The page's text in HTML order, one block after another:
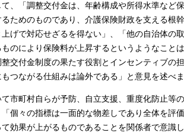
、「調整交付金は、年齢構成や所得水準など
ためのものであり、介護保険財政を支える根幹
げで対応せざるを得ない」、「他の自治体の
のにより保険料が上昇するというようなこと
交付金制度の果たす役割とインセンティブの
つながる仕組みは論外である」と意見を述べま
市町村自らが予防、自立支援、重度化防止等
個々の指標は一面的な物差しであり全体を評
効果が上がるものであることを関係者で意識